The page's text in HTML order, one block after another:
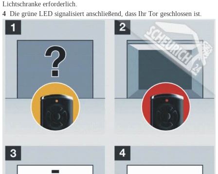
Lichtschranke erforderlich.
4 Die grüne LED signalisiert anschließend, dass Ihr Tor geschlossen ist.